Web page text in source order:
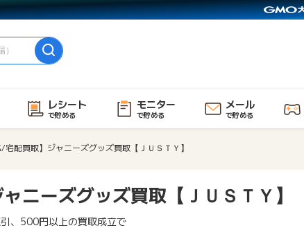
レシート
で貯める
モニター
で貯める
メール
で貯める
/宅配買取】ジャニーズグッズ買取【ＪＵＳＴＹ】
ニーズグッズ買取【ＪＵＳＴＹ】
、500円以上の買取成立で